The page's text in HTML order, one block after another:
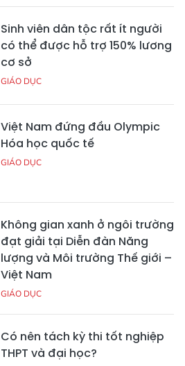
Sinh viên dân tộc rất ít người
có thể được hỗ trợ 150% lương
cơ sở
GIÁO DỤC
Việt Nam đứng đầu Olympic
Hóa học quốc tế
GIÁO DỤC
Không gian xanh ở ngôi trường
đạt giải tại Diễn đàn Năng
lượng và Môi trường Thế giới –
Việt Nam
GIÁO DỤC
Có nên tách kỳ thi tốt nghiệp
THPT và đại học?